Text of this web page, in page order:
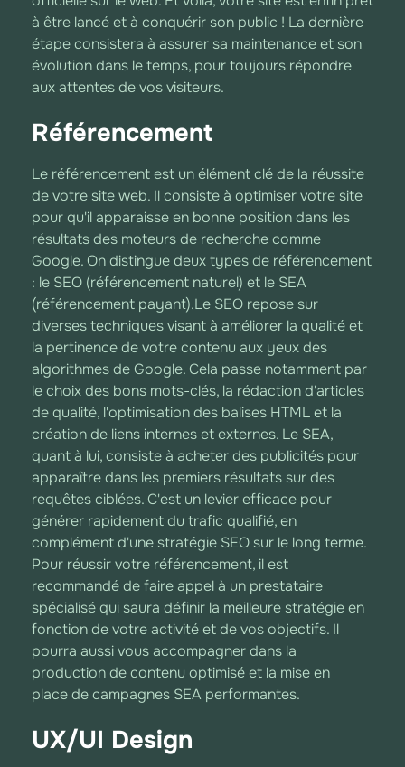
à être lancé et à conquérir son public ! La dernière
étape consistera à assurer sa maintenance et son
évolution dans le temps, pour toujours répondre
aux attentes de vos visiteurs.
Référencement
Le référencement est un élément clé de la réussite
de votre site web. Il consiste à optimiser votre site
pour qu'il apparaisse en bonne position dans les
résultats des moteurs de recherche comme
Google. On distingue deux types de référencement
: le SEO (référencement naturel) et le SEA
(référencement payant).Le SEO repose sur
diverses techniques visant à améliorer la qualité et
la pertinence de votre contenu aux yeux des
algorithmes de Google. Cela passe notamment par
le choix des bons mots-clés, la rédaction d'articles
de qualité, l'optimisation des balises HTML et la
création de liens internes et externes. Le SEA,
quant à lui, consiste à acheter des publicités pour
apparaître dans les premiers résultats sur des
requêtes ciblées. C'est un levier efficace pour
générer rapidement du trafic qualifié, en
complément d'une stratégie SEO sur le long terme.
Pour réussir votre référencement, il est
recommandé de faire appel à un prestataire
spécialisé qui saura définir la meilleure stratégie en
fonction de votre activité et de vos objectifs. Il
pourra aussi vous accompagner dans la
production de contenu optimisé et la mise en
place de campagnes SEA performantes.
UX/UI Design